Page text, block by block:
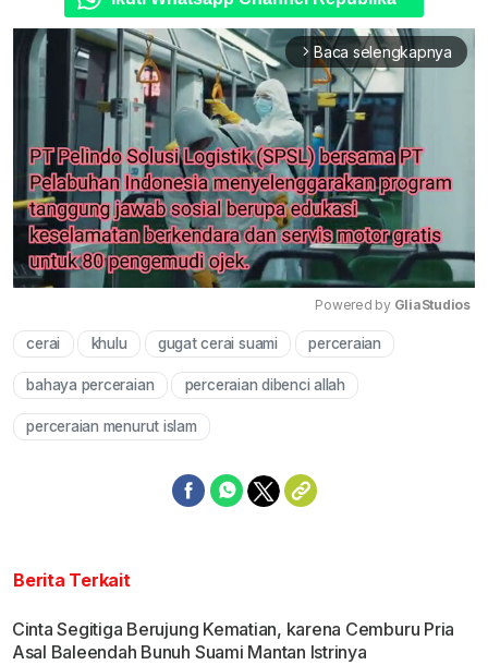
arrow_forward_ios Baca selengkapnya
Powered by GliaStudios
cerai khulu gugat cerai suami perceraian
bahaya perceraian perceraian dibenci allah
perceraian menurut islam
Berita Terkait
Cinta Segitiga Berujung Kematian, karena Cemburu Pria
Asal Baleendah Bunuh Suami Mantan Istrinya